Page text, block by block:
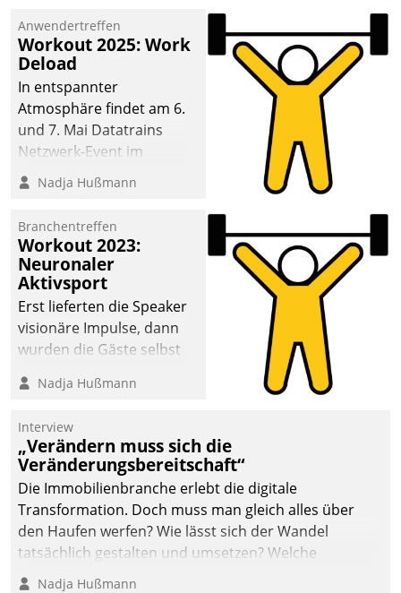
Anwendertreffen
Workout 2025: Work
Deload
In entspannter
Atmosphäre findet am 6.
und 7. Mai Datatrains
Netzwerk-Event im
Kunden- und Partnerkreis
statt. Zentrale Frage: Wie
Mammutprojekte
meistern und Workloads
wuppen – bei zunehmend
anspruchsvollen
Aufgaben und
abnehmendem
Nadja Hußmann
Branchentreffen
Workout 2023:
Neuronaler
Aktivsport
Erst lieferten die Speaker
visionäre Impulse, dann
wurden die Gäste selbst
methodisch
Quartier. Dazwischen
zeigte Datatrain, was es
Neues zu bieten hat.
Nadja Hußmann
Interview
„Verändern muss sich die
Veränderungsbereitschaft“
Die Immobilienbranche erlebt die digitale
Transformation. Doch muss man gleich alles über
den Haufen werfen? Wie lässt sich der Wandel
tatsächlich gestalten und umsetzen? Welche
Argumente zählen wirklich?
Nadja Hußmann